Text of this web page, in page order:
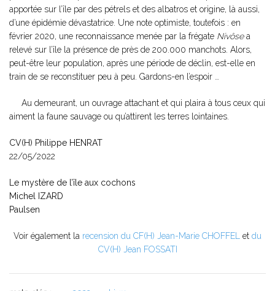
apportée sur l’île par des pétrels et des albatros et origine, là aussi,
d’une épidémie dévastatrice. Une note optimiste, toutefois : en
février 2020, une reconnaissance menée par la frégate Nivôsea
relevé sur l’île la présence de près de 200.000 manchots. Alors,
peut-être leur population, après une période de déclin, est-elle en
train de se reconstituer peu à peu. Gardons-en l’espoir …
Au demeurant, un ouvrage attachant et qui plaira à tous ceux qui
aiment la faune sauvage ou qu’attirent les terres lointaines.
CV(H) Philippe HENRAT
22/05/2022
Le mystère de l’île aux cochons
Michel IZARD
Paulsen
Voir également la recension du CF(H) Jean-Marie CHOFFEL et du
CV(H) Jean FOSSATI